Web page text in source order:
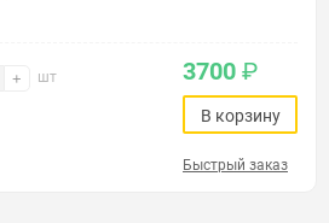
+ шт 3700 ₽
В корзину
Быстрый заказ